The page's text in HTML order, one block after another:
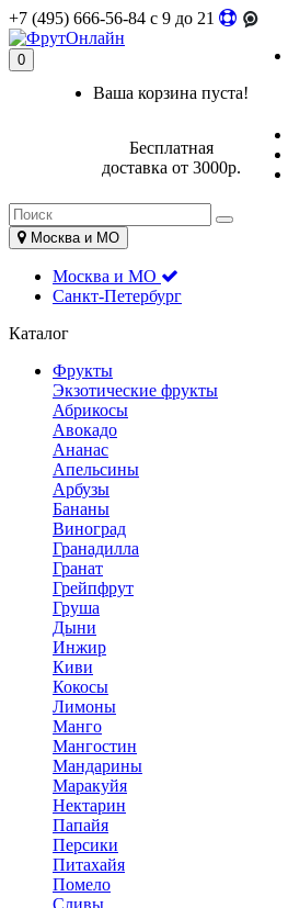
+7 (495) 666-56-84 c 9 до 21
0
Ваша корзина пуста!
Бесплатная
доставка от 3000р.
Москва и МО
Москва и МО
Санкт-Петербург
Каталог
Фрукты
Экзотические фрукты
Абрикосы
Авокадо
Ананас
Апельсины
Арбузы
Бананы
Виноград
Гранадилла
Гранат
Грейпфрут
Груша
Дыни
Инжир
Киви
Кокосы
Лимоны
Манго
Мангостин
Мандарины
Маракуйя
Нектарин
Папайя
Персики
Питахайя
Помело